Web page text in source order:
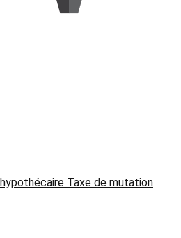
Taxe de mutation